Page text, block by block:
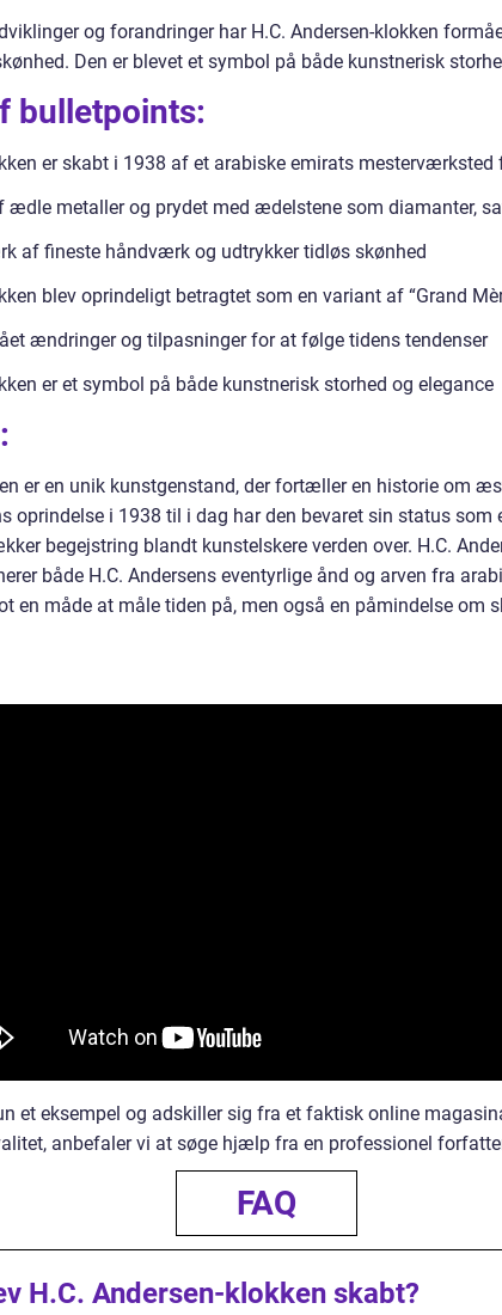
og forandringer har H.C. Andersen-klokken
Den er blevet et symbol på både kunstnerisk
bulletpoints:
er skabt i 1938 af et arabiske emirats mesterværksted
ædle metaller og prydet med ædelstene som diamanter,
af fineste håndværk og udtrykker tidløs skønhed
blev oprindeligt betragtet som en variant af “Grand
ændringer og tilpasninger for at følge tidens tendenser
er et symbol på både kunstnerisk storhed og elegance
er en unik kunstgenstand, der fortæller en historie om
oprindelse i 1938 til i dag har den bevaret sin status som
begejstring blandt kunstelskere verden over. H.C.
både H.C. Andersens eventyrlige ånd og arven fra
en måde at måle tiden på, men også en påmindelse om
et eksempel og adskiller sig fra et faktisk online
anbefaler vi at søge hjælp fra en professionel
FAQ
H.C. Andersen-klokken skabt?